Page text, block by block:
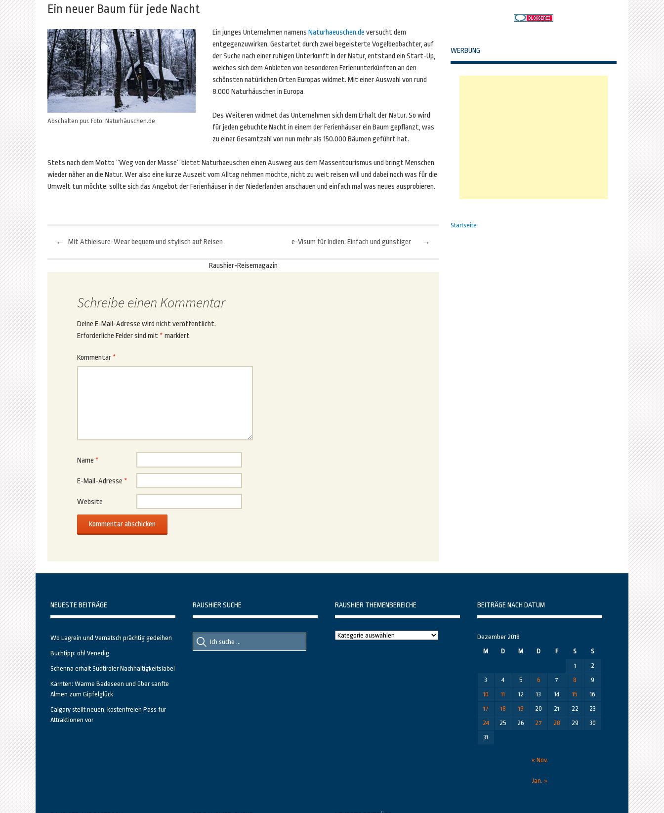
Ein neuer Baum für jede Nacht
Abschalten pur. Foto: Naturhäuschen.de
Ein junges Unternehmen namens Naturhaeuschen.de versucht dem
entgegenzuwirken. Gestartet durch zwei begeisterte Vogelbeobachter, auf
der Suche nach einer ruhigen Unterkunft in der Natur, entstand ein Start-Up,
welches sich dem Anbieten von besonderen Ferienunterkünften an den
schönsten natürlichen Orten Europas widmet. Mit einer Auswahl von rund
8.000 Naturhäuschen in Europa.
Des Weiteren widmet das Unternehmen sich dem Erhalt der Natur. So wird
für jeden gebuchte Nacht in einem der Ferienhäuser ein Baum gepflanzt, was
zu einer Gesamtzahl von nun mehr als 150.000 Bäumen geführt hat.
Stets nach dem Motto “Weg von der Masse” bietet Naturhaeuschen einen Ausweg aus dem Massentourismus und bringt Menschen
wieder näher an die Natur. Wer also eine kurze Auszeit vom Alltag nehmen möchte, nicht zu weit reisen will und dabei noch was für die
Umwelt tun möchte, sollte sich das Angebot der Ferienhäuser in der Niederlanden anschauen und einfach mal was neues ausprobieren.
Beitragsnavigation
← Mit Athleisure-Wear bequem und stylisch auf Reisen →
e-Visum für Indien: Einfach und günstiger
Raushier-Reisemagazin
Schreibe einen Kommentar
Deine E-Mail-Adresse wird nicht veröffentlicht.
Erforderliche Felder sind mit * markiert
Kommentar *
Name *
E-Mail-Adresse *
Website
WERBUNG
Startseite
NEUESTE BEITRÄGE
Wo Lagrein und Vernatsch prächtig gedeihen
Buchtipp: oh! Venedig
Schenna erhält Südtiroler Nachhaltigkeitslabel
Kärnten: Warme Badeseen und über sanfte
Almen zum Gipfelglück
Calgary stellt neuen, kostenfreien Pass für
Attraktionen vor
RAUSHIER SUCHE
Suche
nach::
Suche
nach:
RAUSHIER THEMENBEREICHE
Raushier
BEITRÄGE NACH DATUM
Dezember 2018
M
D M D F S
S
1
2
3
4 5 6 7 8
9
10
11 12 13 14 15
16
17
18 19 20 21 22
23
24
25 26 27 28 29
30
31
« Nov.
Jan. »